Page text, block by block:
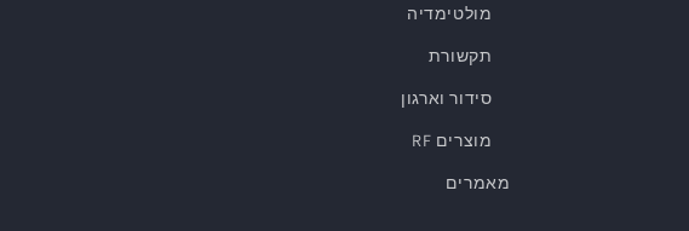
מולטימדיה
תקשורת
סידור וארגון
מוצרים RF
מאמרים